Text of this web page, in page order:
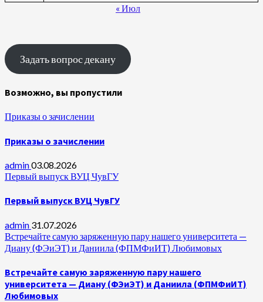
« Июл
Задать вопрос декану
Возможно, вы пропустили
Приказы о зачислении
Приказы о зачислении
admin03.08.2026
Первый выпуск ВУЦ ЧувГУ
Первый выпуск ВУЦ ЧувГУ
admin 31.07.2026
Встречайте самую заряженную пару нашего университета —
Диану (ФЭиЭТ) и Даниила (ФПМФиИТ) Любимовых
Встречайте самую заряженную пару нашего
университета — Диану (ФЭиЭТ) и Даниила (ФПМФиИТ)
Любимовых